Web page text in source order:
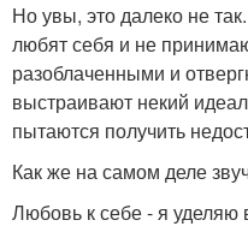
Но увы, это далеко не
любят себя и не
разоблаченными и
выстраивают некий
пытаются получить
Как же на самом деле
Любовь к себе - я